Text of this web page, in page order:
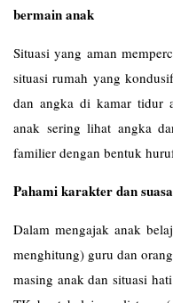
bermain anak
Situasi yang aman
situasi rumah yang
dan angka di kamar tidur
anak sering lihat angka
familier dengan bentuk
Pahami karakter dan
Dalam mengajak anak
menghitung) guru dan
masing anak dan situasi